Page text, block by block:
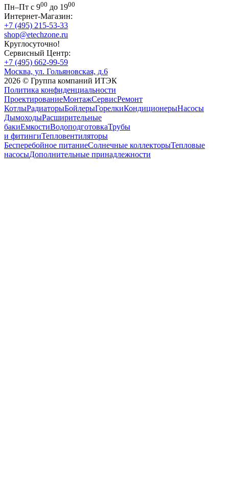
Пн–Пт с 900 до 1900
Интернет-Магазин:
+7 (495) 215-53-33
shop@etechzone.ru
Круглосуточно!
Сервисный Центр:
+7 (495) 662-99-59
Москва, ул. Гольяновская, д.6
2026 © Группа компаний ИТЭК
Политика конфиденциальности
ПроектированиеМонтажСервисРемонт
КотлыРадиаторыБойлерыГорелкиКондиционерыНасосы
ДымоходыРасширительные
бакиЕмкостиВодоподготовкаТрубы
и фитингиТепловентиляторы
Бесперебойное питаниеСолнечные коллекторыТепловые
насосыДополнительные принадлежности